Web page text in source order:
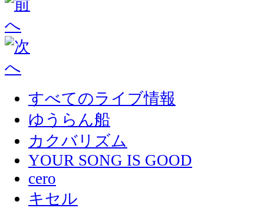
すべてのライブ情報
ゆうらん船
カクバリズム
YOUR SONG IS GOOD
cero
キセル